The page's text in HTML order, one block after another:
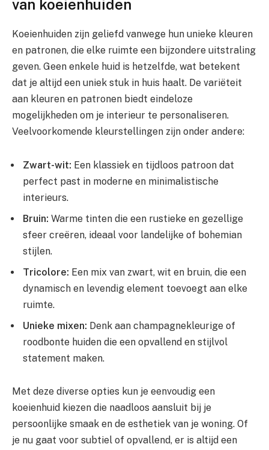
van koeienhuiden
Koeienhuiden zijn geliefd vanwege hun unieke kleuren
en patronen, die elke ruimte een bijzondere uitstraling
geven. Geen enkele huid is hetzelfde, wat betekent
dat je altijd een uniek stuk in huis haalt. De variëteit
aan kleuren en patronen biedt eindeloze
mogelijkheden om je interieur te personaliseren.
Veelvoorkomende kleurstellingen zijn onder andere:
Zwart-wit: Een klassiek en tijdloos patroon dat
perfect past in moderne en minimalistische
interieurs.
Bruin: Warme tinten die een rustieke en gezellige
sfeer creëren, ideaal voor landelijke of bohemian
stijlen.
Tricolore: Een mix van zwart, wit en bruin, die een
dynamisch en levendig element toevoegt aan elke
ruimte.
Unieke mixen: Denk aan champagnekleurige of
roodbonte huiden die een opvallend en stijlvol
statement maken.
Met deze diverse opties kun je eenvoudig een
koeienhuid kiezen die naadloos aansluit bij je
persoonlijke smaak en de esthetiek van je woning. Of
je nu gaat voor subtiel of opvallend, er is altijd een